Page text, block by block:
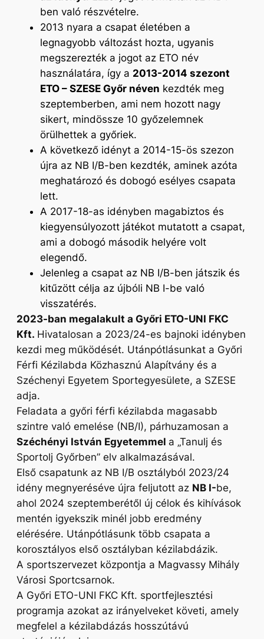
ben való részvételre.
2013 nyara a csapat életében a
legnagyobb változást hozta, ugyanis
megszerezték a jogot az ETO név
használatára, így a 2013-2014 szezont
ETO – SZESE Győr néven kezdték meg
szeptemberben, ami nem hozott nagy
sikert, mindössze 10 győzelemnek
örülhettek a győriek.
A következő idényt a 2014-15-ös szezon
újra az NB I/B-ben kezdték, aminek azóta
meghatározó és dobogó esélyes csapata
lett.
A 2017-18-as idényben magabiztos és
kiegyensúlyozott játékot mutatott a csapat,
ami a dobogó második helyére volt
elegendő.
Jelenleg a csapat az NB I/B-ben játszik és
kitűzött célja az újbóli NB I-be való
visszatérés.
2023-ban megalakult a Győri ETO-UNI FKC
Kft. Hivatalosan a 2023/24-es bajnoki idényben
kezdi meg működését. Utánpótlásunkat a Győri
Férfi Kézilabda Közhasznú Alapítvány és a
Széchenyi Egyetem Sportegyesülete, a SZESE
adja.
Feladata a győri férfi kézilabda magasabb
szintre való emelése (NB/I), párhuzamosan a
Széchényi István Egyetemmel a „Tanulj és
Sportolj Győrben” elv alkalmazásával.
Első csapatunk az NB I/B osztályból 2023/24
idény megnyeréséve újra feljutott az NB I-be,
ahol 2024 szeptemberétől új célok és kihívások
mentén igyekszik minél jobb eredmény
elérésére. Utánpótlásunk több csapata a
korosztályos első osztályban kézilabdázik.
A sportszervezet központja a Magvassy Mihály
Városi Sportcsarnok.
A Győri ETO-UNI FKC Kft. sportfejlesztési
programja azokat az irányelveket követi, amely
megfelel a kézilabdázás hosszútávú